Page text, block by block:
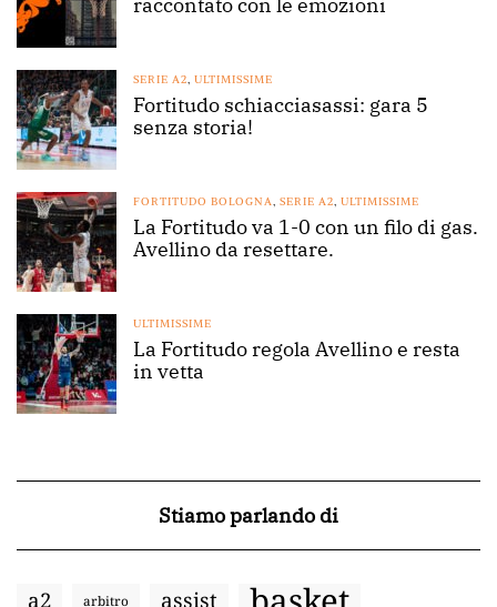
SERIE A2, ULTIMISSIME
Fortitudo schiacciasassi: gara 5
senza storia!
FORTITUDO BOLOGNA, SERIE A2, ULTIMISSIME
La Fortitudo va 1-0 con un filo di gas.
Avellino da resettare.
ULTIMISSIME
La Fortitudo regola Avellino e resta
in vetta
Stiamo parlando di
a2 arbitro assist